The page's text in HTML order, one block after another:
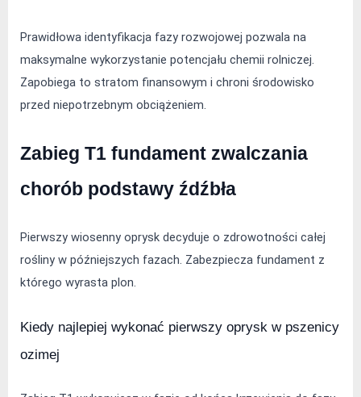
Prawidłowa identyfikacja fazy rozwojowej pozwala na
maksymalne wykorzystanie potencjału chemii rolniczej.
Zapobiega to stratom finansowym i chroni środowisko
przed niepotrzebnym obciążeniem.
Zabieg T1 fundament zwalczania
chorób podstawy źdźbła
Pierwszy wiosenny oprysk decyduje o zdrowotności całej
rośliny w późniejszych fazach. Zabezpiecza fundament z
którego wyrasta plon.
Kiedy najlepiej wykonać pierwszy oprysk w pszenicy
ozimej